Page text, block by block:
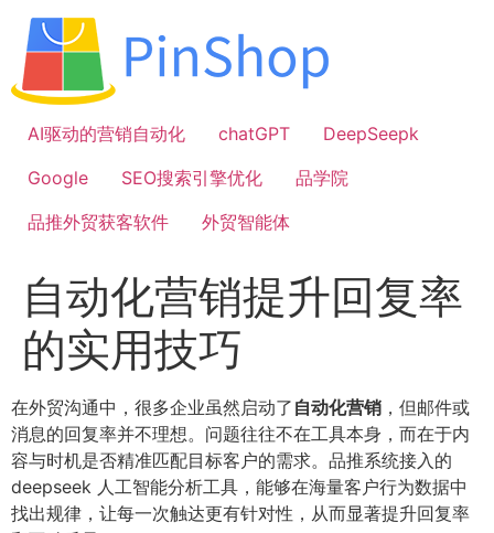
容
AI驱动的营销自动化
chatGPT
DeepSeepk
Google
SEO搜索引擎优化
品学院
品推外贸获客软件
外贸智能体
自动化营销提升回复率
的实用技巧
在外贸沟通中，很多企业虽然启动了 自动化营销 ，但邮件或
消息的回复率并不理想。问题往往不在工具本身，而在于内
容与时机是否精准匹配目标客户的需求。品推系统接入的
deepseek 人工智能分析工具，能够在海量客户行为数据中
找出规律，让每一次触达更有针对性，从而显著提升回复率